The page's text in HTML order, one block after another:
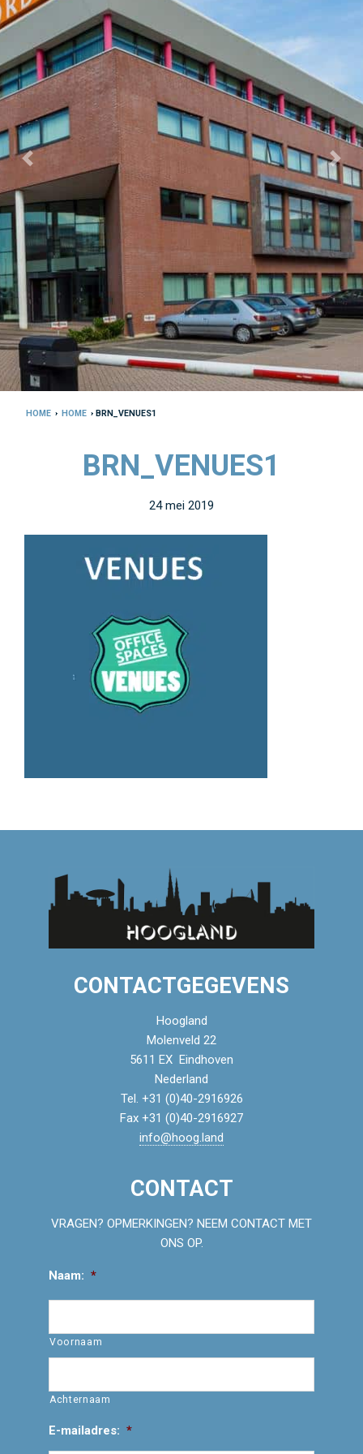
Previous Next
HOME › HOME › BRN_VENUES1
BRN_VENUES1
24 mei 2019
CONTACTGEGEVENS
Hoogland
Molenveld 22
5611 EX Eindhoven
Nederland
Tel. +31 (0)40-2916926
Fax +31 (0)40-2916927
info@hoog.land
CONTACT
VRAGEN? OPMERKINGEN? NEEM CONTACT MET
ONS OP.
Naam: *
Voornaam
Achternaam
E-mailadres: *